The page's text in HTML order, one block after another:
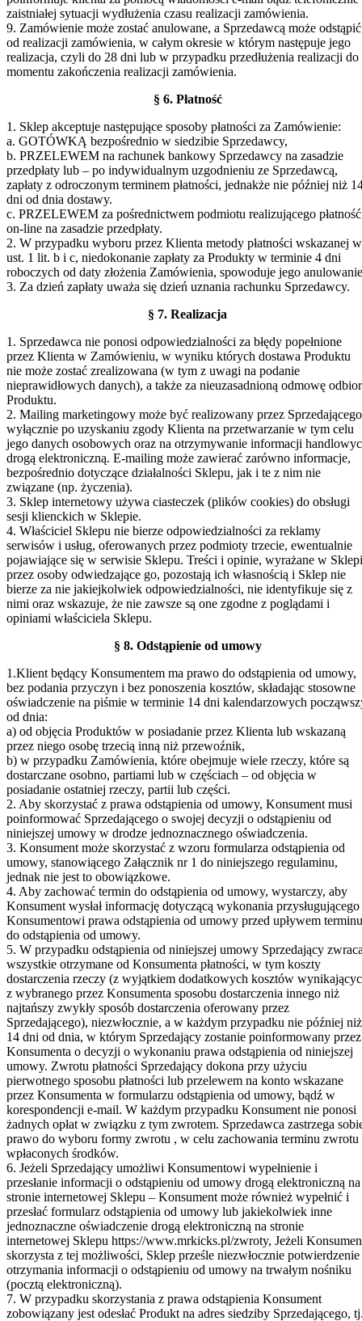
zaistniałej sytuacji wydłużenia czasu realizacji zamówienia.
9. Zamówienie może zostać anulowane, a Sprzedawcą może odstąpić
od realizacji zamówienia, w całym okresie w którym następuje jego
realizacja, czyli do 28 dni lub w przypadku przedłużenia realizacji do
momentu zakończenia realizacji zamówienia.
§ 6. Płatność
1. Sklep akceptuje następujące sposoby płatności za Zamówienie:
a. GOTÓWKĄ bezpośrednio w siedzibie Sprzedawcy,
b. PRZELEWEM na rachunek bankowy Sprzedawcy na zasadzie
przedpłaty lub – po indywidualnym uzgodnieniu ze Sprzedawcą,
zapłaty z odroczonym terminem płatności, jednakże nie później niż
dni od dnia dostawy.
c. PRZELEWEM za pośrednictwem podmiotu realizującego płatność
on-line na zasadzie przedpłaty.
2. W przypadku wyboru przez Klienta metody płatności wskazanej w
ust. 1 lit. b i c, niedokonanie zapłaty za Produkty w terminie 4 dni
roboczych od daty złożenia Zamówienia, spowoduje jego
3. Za dzień zapłaty uważa się dzień uznania rachunku Sprzedawcy.
§ 7. Realizacja
1. Sprzedawca nie ponosi odpowiedzialności za błędy popełnione
przez Klienta w Zamówieniu, w wyniku których dostawa Produktu
nie może zostać zrealizowana (w tym z uwagi na podanie
nieprawidłowych danych), a także za nieuzasadnioną odmowę
Produktu.
2. Mailing marketingowy może być realizowany przez Sprzedającego
wyłącznie po uzyskaniu zgody Klienta na przetwarzanie w tym celu
jego danych osobowych oraz na otrzymywanie informacji
drogą elektroniczną. E-mailing może zawierać zarówno informacje,
bezpośrednio dotyczące działalności Sklepu, jak i te z nim nie
związane (np. życzenia).
3. Sklep internetowy używa ciasteczek (plików cookies) do obsługi
sesji klienckich w Sklepie.
4. Właściciel Sklepu nie bierze odpowiedzialności za reklamy
serwisów i usług, oferowanych przez podmioty trzecie, ewentualnie
pojawiające się w serwisie Sklepu. Treści i opinie, wyrażane w
przez osoby odwiedzające go, pozostają ich własnością i Sklep nie
bierze za nie jakiejkolwiek odpowiedzialności, nie identyfikuje się z
nimi oraz wskazuje, że nie zawsze są one zgodne z poglądami i
opiniami właściciela Sklepu.
§ 8. Odstąpienie od umowy
1.Klient będący Konsumentem ma prawo do odstąpienia od umowy,
bez podania przyczyn i bez ponoszenia kosztów, składając stosowne
oświadczenie na piśmie w terminie 14 dni kalendarzowych
od dnia:
a) od objęcia Produktów w posiadanie przez Klienta lub wskazaną
przez niego osobę trzecią inną niż przewoźnik,
b) w przypadku Zamówienia, które obejmuje wiele rzeczy, które są
dostarczane osobno, partiami lub w częściach – od objęcia w
posiadanie ostatniej rzeczy, partii lub części.
2. Aby skorzystać z prawa odstąpienia od umowy, Konsument musi
poinformować Sprzedającego o swojej decyzji o odstąpieniu od
niniejszej umowy w drodze jednoznacznego oświadczenia.
3. Konsument może skorzystać z wzoru formularza odstąpienia od
umowy, stanowiącego Załącznik nr 1 do niniejszego regulaminu,
jednak nie jest to obowiązkowe.
4. Aby zachować termin do odstąpienia od umowy, wystarczy, aby
Konsument wysłał informację dotyczącą wykonania przysługującego
Konsumentowi prawa odstąpienia od umowy przed upływem terminu
do odstąpienia od umowy.
5. W przypadku odstąpienia od niniejszej umowy Sprzedający
wszystkie otrzymane od Konsumenta płatności, w tym koszty
dostarczenia rzeczy (z wyjątkiem dodatkowych kosztów
z wybranego przez Konsumenta sposobu dostarczenia innego niż
najtańszy zwykły sposób dostarczenia oferowany przez
Sprzedającego), niezwłocznie, a w każdym przypadku nie później niż
14 dni od dnia, w którym Sprzedający zostanie poinformowany przez
Konsumenta o decyzji o wykonaniu prawa odstąpienia od niniejszej
umowy. Zwrotu płatności Sprzedający dokona przy użyciu
pierwotnego sposobu płatności lub przelewem na konto wskazane
przez Konsumenta w formularzu odstąpienia od umowy, bądź w
korespondencji e-mail. W każdym przypadku Konsument nie ponosi
żadnych opłat w związku z tym zwrotem. Sprzedawca zastrzega
prawo do wyboru formy zwrotu , w celu zachowania terminu zwrotu
wpłaconych środków.
6. Jeżeli Sprzedający umożliwi Konsumentowi wypełnienie i
przesłanie informacji o odstąpieniu od umowy drogą elektroniczną na
stronie internetowej Sklepu – Konsument może również wypełnić i
przesłać formularz odstąpienia od umowy lub jakiekolwiek inne
jednoznaczne oświadczenie drogą elektroniczną na stronie
internetowej Sklepu https://www.mrkicks.pl/zwroty, Jeżeli
skorzysta z tej możliwości, Sklep prześle niezwłocznie potwierdzenie
otrzymania informacji o odstąpieniu od umowy na trwałym nośniku
(pocztą elektroniczną).
7. W przypadku skorzystania z prawa odstąpienia Konsument
zobowiązany jest odesłać Produkt na adres siedziby Sprzedającego,